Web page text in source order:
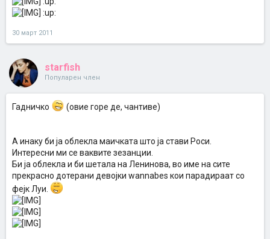
:up:
30 март 2011
starfish
Популарен член
Гадничко (овие горе де, чантиве)
А инаку би ја облекла маичката што ја стави Роси.
Интересни ми се ваквите зезанции.
Би ја облекла и би шетала на Ленинова, во име на сите
прекрасно дотерани девојки wannabes кои парадираат со
фејк Луи.